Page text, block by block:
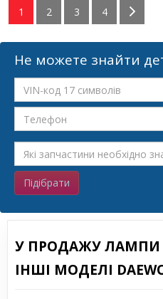
1 2 3 4
Не можете знайти
Підібрати
У ПРОДАЖУ ЛАМПИ
ІНШІ МОДЕЛІ